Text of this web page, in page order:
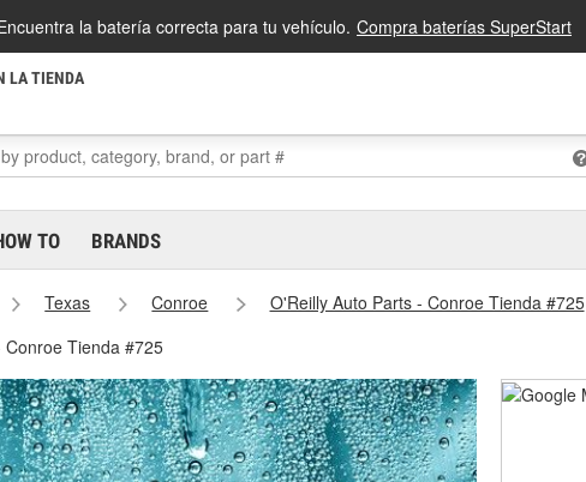
la batería correcta para tu vehículo. Compra baterías SuperStart
LA TIENDA
TO BRANDS
Texas Conroe
O'Reilly Auto Parts - Conroe Tienda #725
Tienda #725